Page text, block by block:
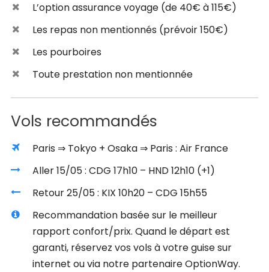
L’option assurance voyage (de 40€ à 115€)
Les repas non mentionnés (prévoir 150€)
Les pourboires
Toute prestation non mentionnée
Vols recommandés
Paris ⇒ Tokyo + Osaka ⇒ Paris : Air France
Aller 15/05 : CDG 17h10 – HND 12h10 (+1)
Retour 25/05 : KIX 10h20 – CDG 15h55
Recommandation basée sur le meilleur
rapport confort/prix. Quand le départ est
garanti, réservez vos vols à votre guise sur
internet ou via notre partenaire OptionWay.